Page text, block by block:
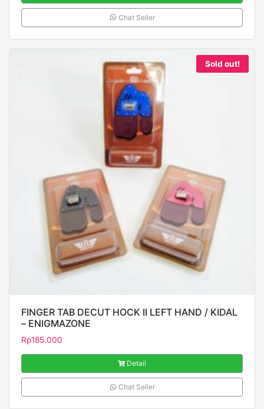
Chat Seller
Sold out!
FINGER TAB DECUT HOCK II LEFT HAND / KIDAL
– ENIGMAZONE
Rp185.000
Detail
Chat Seller